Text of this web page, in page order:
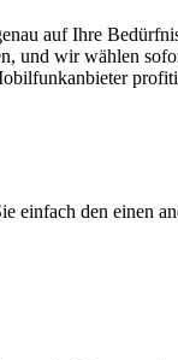
auf Ihre
wir wählen
einfach den einen